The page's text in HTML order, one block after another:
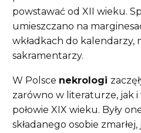
powstawać od XII wieku.
umieszczano na
wkładkach do kalendarzy,
sakramentarzy.
W Polsce nekrologi
zarówno w literaturze, jak
połowie XIX wieku. Były
składanego osobie